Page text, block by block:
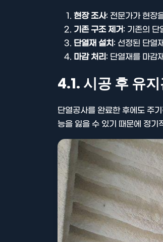
현장 조사: 전문가가 현장
기존 구조 제거: 기존의 단
단열재 설치 : 선정된 단열
마감 처리 : 단열재를 마감
4.1. 시공 후 유
단열공사를 완료한 후에도 주
능을 잃을 수 있기 때문에 정기